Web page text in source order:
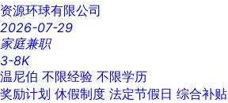
资源环球有限公司
2026-07-29
家庭兼职
3-8K
温尼伯 不限经验 不限学历
奖励计划 休假制度 法定节假日 综合补贴